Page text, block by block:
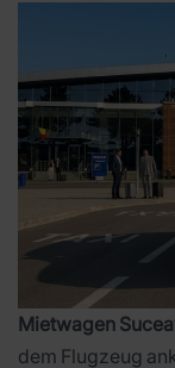
Mietwagen
dem Flugzeug